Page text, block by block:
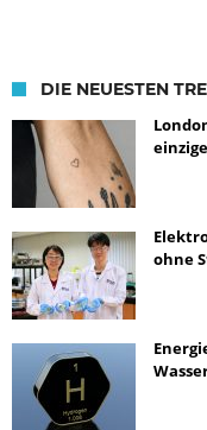
DIE NEUESTEN
ohne